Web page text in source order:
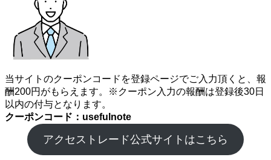
当サイトのクーポンコードを登録ページでご入力頂くと、報
酬200円がもらえます。※クーポン入力の報酬は登録後30日
以内の付与となります。
クーポンコード：usefulnote
アクセストレード公式サイトはこちら